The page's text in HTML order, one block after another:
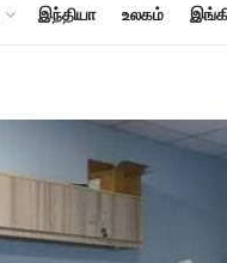
இந்தியா உலகம்